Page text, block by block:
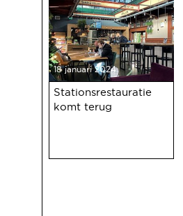
18 januari 2024
Stationsrestauratie
komt terug